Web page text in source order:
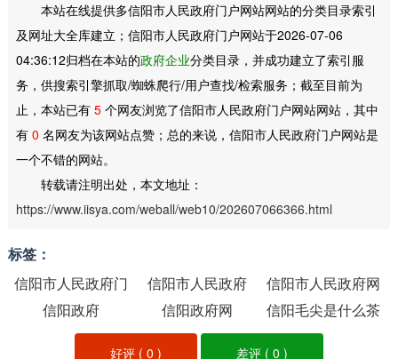
本站在线提供多信阳市人民政府门户网站网站的分类目录索引
及网址大全库建立；信阳市人民政府门户网站于2026-07-06
04:36:12归档在本站的政府企业分类目录，并成功建立了索引服
务，供搜索引擎抓取/蜘蛛爬行/用户查找/检索服务；截至目前为
止，本站已有 5个网友浏览了信阳市人民政府门户网站网站，其中
有 0 名网友为该网站点赞；总的来说，信阳市人民政府门户网站是
一个不错的网站。
转载请注明出处，本文地址：
https://www.iisya.com/weball/web10/202607066366.html
标签：
信阳市人民政府门
户网站
信阳市人民政府
信阳市人民政府网
信阳政府
信阳政府网 信阳毛尖是什么茶
好评 (0 ) 差评 ( 0 )